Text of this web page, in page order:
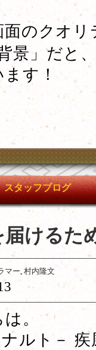
のクオリ
景」だと
す！
スタッフブログ
届けるた
マー, 村内隆文
。
ナルト－